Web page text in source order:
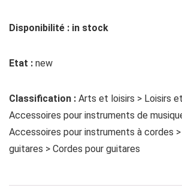
Disponibilité : in stock
Etat : new
Classification : Arts et loisirs > Loisirs
Accessoires pour instruments de
Accessoires pour instruments à cordes
guitares > Cordes pour guitares